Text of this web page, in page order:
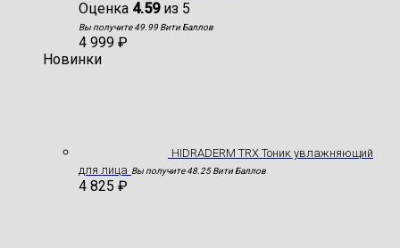
Оценка 4.59из 5
Вы получите 49.99 Вити Баллов
4 999 ₽
Новинки
HIDRADERM TRX Тоник увлажняющий
для лица Вы получите 48.25 Вити Баллов
4 825 ₽